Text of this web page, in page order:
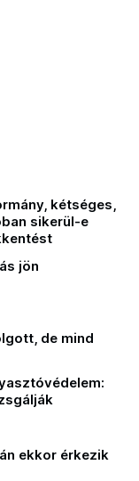
kétséges,
sikerül-e
jön
de mind
ekkor érkezik